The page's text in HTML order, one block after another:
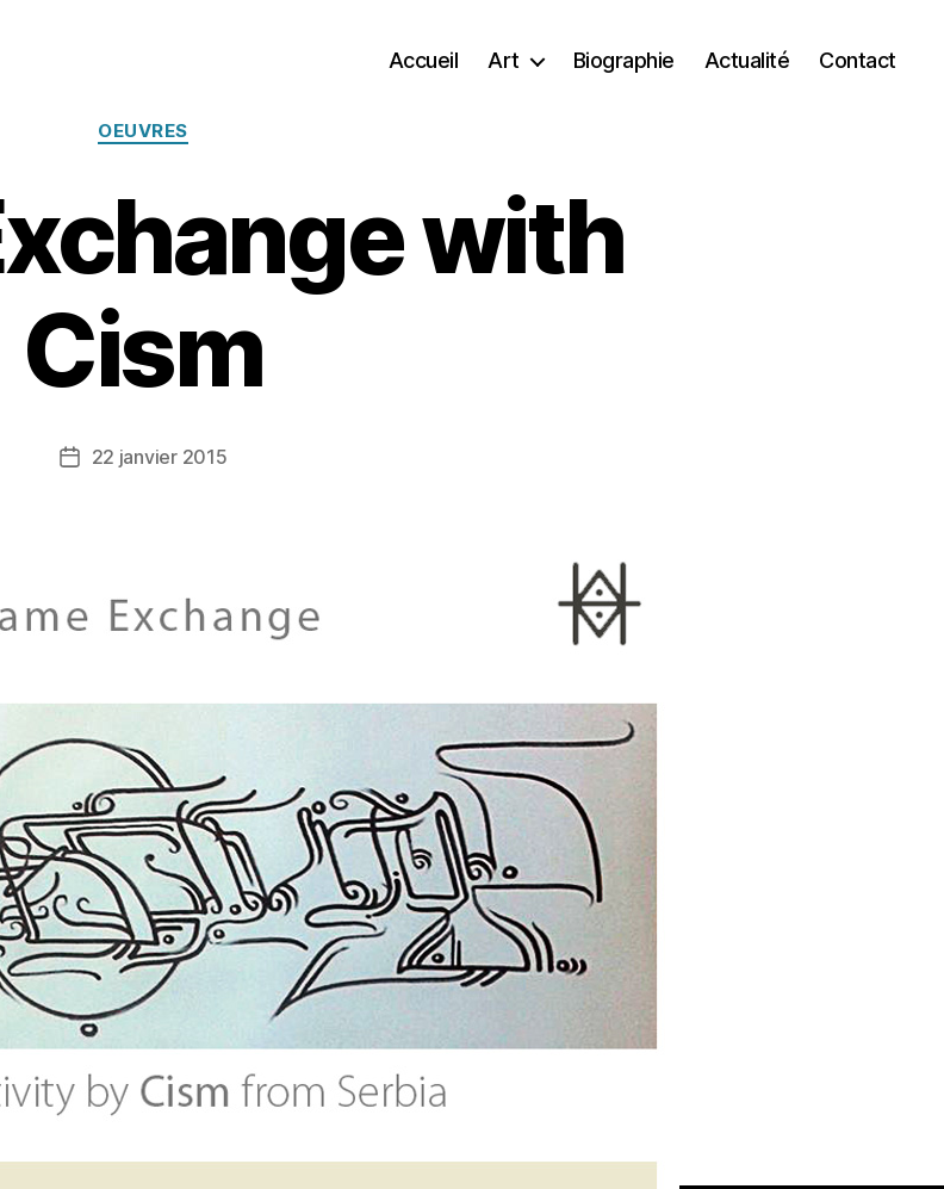
Accueil Art Biographie Actualité Contact
Catégories
OEUVRES
with
Cism
Date22 janvier 2015